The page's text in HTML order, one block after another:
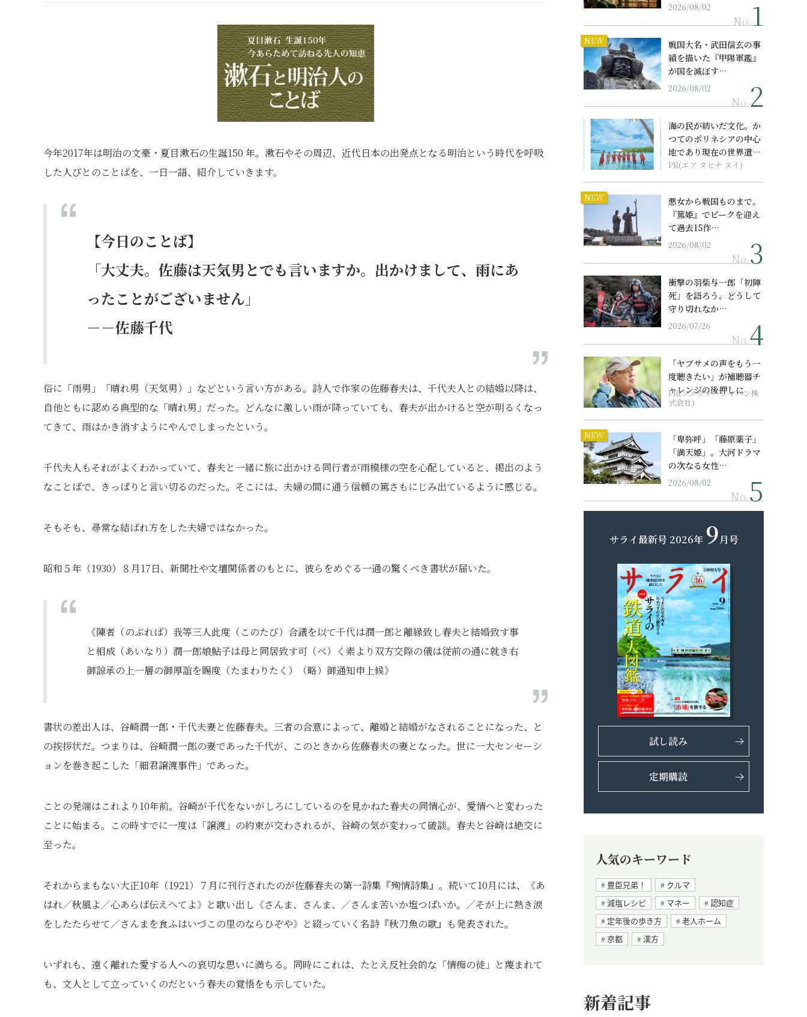
今年2017年は明治の文豪・夏目漱石の生誕150 年。漱石やその周辺、近代日本の出発点となる明治という時代を呼吸
した人びとのことばを、一日一語、紹介していきます。
【今日のことば】
「大丈夫。佐藤は天気男とでも言いますか。出かけまして、雨にあ
ったことがございません」
－－佐藤千代
俗に「雨男」「晴れ男（天気男）」などという言い方がある。詩人で作家の佐藤春夫は、千代夫人との結婚以降は、
自他ともに認める典型的な「晴れ男」だった。どんなに激しい雨が降っていても、春夫が出かけると空が明るくなっ
てきて、雨はかき消すようにやんでしまったという。
千代夫人もそれがよくわかっていて、春夫と一緒に旅に出かける同行者が雨模様の空を心配していると、掲出のよう
なことばで、きっぱりと言い切るのだった。そこには、夫婦の間に通う信頼の篤さもにじみ出ているように感じる。
そもそも、尋常な結ばれ方をした夫婦ではなかった。
昭和５年（1930）８月17日、新聞社や文壇関係者のもとに、彼らをめぐる一通の驚くべき書状が届いた。
《陳者（のぶれば）我等三人此度（このたび）合議を以て千代は潤一郎と離縁致し春夫と結婚致す事
と相成（あいなり）潤一郎娘鮎子は母と同居致す可（べ）く素より双方交際の儀は従前の通に就き右
御諒承の上一層の御厚誼を賜度（たまわりたく）（略）御通知申上候》
書状の差出人は、谷崎潤一郎・千代夫妻と佐藤春夫。三者の合意によって、離婚と結婚がなされることになった、と
の挨拶状だ。つまりは、谷崎潤一郎の妻であった千代が、このときから佐藤春夫の妻となった。世に一大センセーシ
ョンを巻き起こした「細君譲渡事件」であった。
ことの発端はこれより10年前。谷崎が千代をないがしろにしているのを見かねた春夫の同情心が、愛情へと変わった
ことに始まる。この時すでに一度は「譲渡」の約束が交わされるが、谷崎の気が変わって破談。春夫と谷崎は絶交に
至った。
それからまもない大正10年（1921）７月に刊行されたのが佐藤春夫の第一詩集『殉情詩集』。続いて10月には、《あ
はれ／秋風よ／心あらば伝えへてよ》と歌い出し《さんま、さんま、／さんま苦いか塩つぱいか。／そが上に熱き涙
をしたたらせて／さんまを食ふはいづこの里のならひぞや》と綴っていく名詩『秋刀魚の歌』も発表された。
いずれも、遠く離れた愛する人への哀切な思いに満ちる。同時にこれは、たとえ反社会的な「情痴の徒」と蔑まれて
も、文人として立っていくのだという春夫の覚悟をも示していた。
2026/08/02
No.
NEW
戦国大名・武田信玄の事
績を描いた『甲陽軍鑑』
が国を滅ぼす…
2026/08/02
No.
海の民が紡いだ文化。か
つてのポリネシアの中心
地であり現在の世界遺産
からみえてくる...
PR(エア タヒチ ヌイ)
NEW
悪女から戦国ものまで。
『篤姫』でピークを迎え
て過去15作…
2026/08/02
No.
衝撃の羽柴与一郎「初陣
死」を語ろう。どうして
守り切れなか…
2026/07/26
No.
「ヤブサメの声をもう一
度聴きたい」が補聴器チ
ャレンジの後押しに
PR(ソノヴァ・ジャパン株
式会社)
NEW
「卑弥呼」「藤原薬子」
「満天姫」。大河ドラマ
の次なる女性…
2026/08/02
No.
サライ最新号 2026年 9月号
試し読み
定期購読
人気のキーワード
豊臣兄弟！
クルマ
減塩レシピ
マネー
認知症
定年後の歩き方
老人ホーム
京都
漢方
新着記事